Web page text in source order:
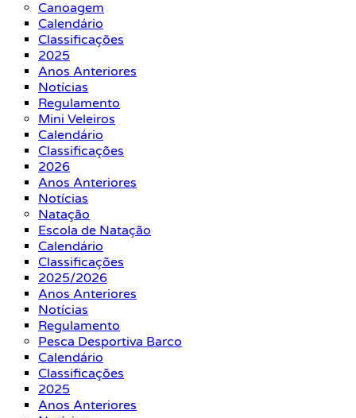
Canoagem
Calendário
Classificações
2025
Anos Anteriores
Notícias
Regulamento
Mini Veleiros
Calendário
Classificações
2026
Anos Anteriores
Notícias
Natação
Escola de Natação
Calendário
Classificações
2025/2026
Anos Anteriores
Notícias
Regulamento
Pesca Desportiva Barco
Calendário
Classificações
2025
Anos Anteriores